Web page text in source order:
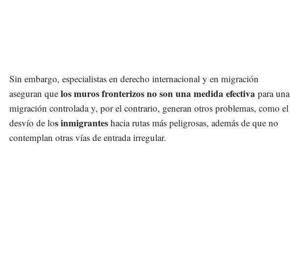
Sin embargo, especialistas en derecho internacional y en migración
aseguran que los muros fronterizos no son una medida efectiva para una
migración controlada y, por el contrario, generan otros problemas, como el
desvío de los inmigrantes hacia rutas más peligrosas, además de que no
contemplan otras vías de entrada irregular.